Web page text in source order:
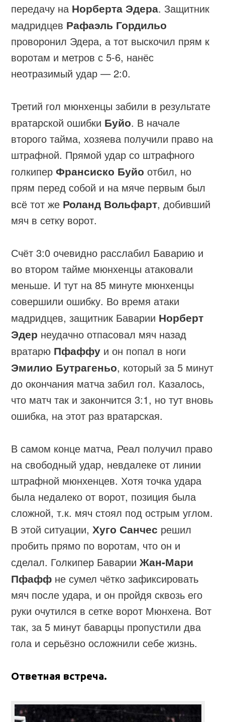
передачу на Норберта Эдера. Защитник
мадридцев Рафаэль Гордильо
проворонил Эдера, а тот выскочил прям к
воротам и метров с 5-6, нанёс
неотразимый удар — 2:0.
Третий гол мюнхенцы забили в результате
вратарской ошибки Буйо. В начале
второго тайма, хозяева получили право на
штрафной. Прямой удар со штрафного
голкиперФрансиско Буйо отбил, но
прям перед собой и на мяче первым был
всё тот же Роланд Вольфарт, добивший
мяч в сетку ворот.
Счёт 3:0 очевидно расслабил Баварию и
во втором тайме мюнхенцы атаковали
меньше. И тут на 85 минуте мюнхенцы
совершили ошибку. Во время атаки
мадридцев, защитник Баварии Норберт
Эдер неудачно отпасовал мяч назад
вратарю Пфаффу и он попал в ноги
Эмилио Бутрагеньо, который за 5 минут
до окончания матча забил гол. Казалось,
что матч так и закончится 3:1, но тут вновь
ошибка, на этот раз вратарская.
В самом конце матча, Реал получил право
на свободный удар, невдалеке от линии
штрафной мюнхенцев. Хотя точка удара
была недалеко от ворот, позиция была
сложной, т.к. мяч стоял под острым углом.
В этой ситуации,Хуго Санчес решил
пробить прямо по воротам, что он и
сделал. Голкипер БаварииЖан-Мари
Пфафф не сумел чётко зафиксировать
мяч после удара, и он пройдя сквозь его
руки очутился в сетке ворот Мюнхена. Вот
так, за 5 минут баварцы пропустили два
гола и серьёзно осложнили себе жизнь.
Ответная встреча.